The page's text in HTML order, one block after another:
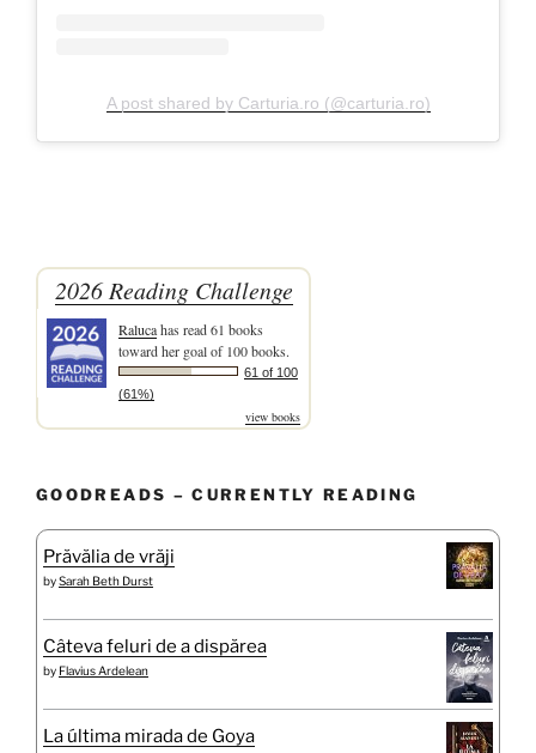
A post shared by Carturia.ro (@carturia.ro)
2026 Reading Challenge
Ralucahas read 61 books
toward her goal of 100 books.
61 of 100
(61%)
view books
GOODREADS – CURRENTLY READING
Prăvălia de vrăji
bySarah Beth Durst
Câteva feluri de a dispărea
by Flavius Ardelean
La última mirada de Goya